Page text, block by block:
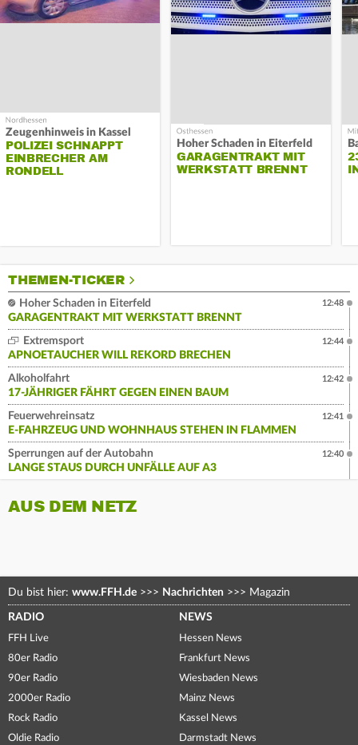
Zeugenhinweis in Kassel
POLIZEI SCHNAPPT
EINBRECHER AM
RONDELL
Hoher Schaden in Eiterfeld
GARAGENTRAKT MIT
WERKSTATT BRENNT
THEMEN-TICKER
Hoher Schaden in Eiterfeld
GARAGENTRAKT MIT WERKSTATT BRENNT
12:48
Extremsport
APNOETAUCHER WILL REKORD BRECHEN
12:44
Alkoholfahrt
17-JÄHRIGER FÄHRT GEGEN EINEN BAUM
12:42
Feuerwehreinsatz
E-FAHRZEUG UND WOHNHAUS STEHEN IN FLAMMEN
12:41
Sperrungen auf der Autobahn
LANGE STAUS DURCH UNFÄLLE AUF A3
12:40
AUS DEM NETZ
Du bist hier: www.FFH.de >>> Nachrichten >>> Magazin
RADIO
FFH Live
80er Radio
90er Radio
2000er Radio
Rock Radio
Oldie Radio
NEWS
Hessen News
Frankfurt News
Wiesbaden News
Mainz News
Kassel News
Darmstadt News